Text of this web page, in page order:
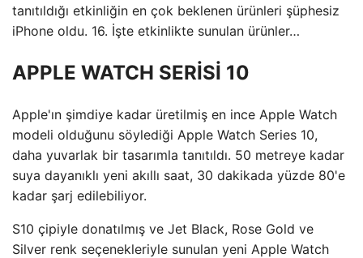
tanıtıldığı etkinliğin en çok beklenen ürünleri şüphesiz
iPhone oldu. 16. İşte etkinlikte sunulan ürünler…
APPLE WATCH SERİSİ 10
Apple'ın şimdiye kadar üretilmiş en ince Apple Watch
modeli olduğunu söylediği Apple Watch Series 10,
daha yuvarlak bir tasarımla tanıtıldı. 50 metreye kadar
suya dayanıklı yeni akıllı saat, 30 dakikada yüzde 80'e
kadar şarj edilebiliyor.
S10 çipiyle donatılmış ve Jet Black, Rose Gold ve
Silver renk seçenekleriyle sunulan yeni Apple Watch